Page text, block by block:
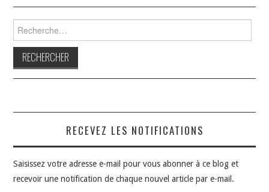
RECEVEZ LES NOTIFICATIONS
Saisissez votre adresse e-mail pour vous abonner à ce blog et
recevoir une notification de chaque nouvel article par e-mail.